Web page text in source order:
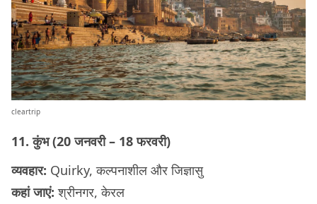
cleartrip
11. कुंभ (20 जनवरी – 18 फरवरी)
व्यवहार: Quirky, कल्पनाशील और जिज्ञासु
कहां जाएं:श्रीनगर, केरल